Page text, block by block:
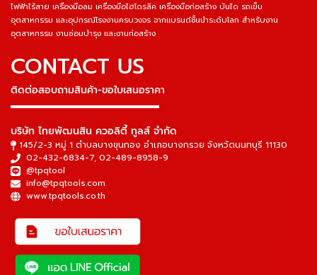
ไฟฟ้าไร้สาย เครื่องมือลม เครื่องมือไฮโดรลิค เครื่องมือก่อสร้าง บันได รถเข็น
อุตสาหกรรม และอุปกรณ์โรงงานครบวงจร จากแบรนด์ชั้นนำระดับโลก สำหรับงาน
อุตสาหกรรม งานซ่อมบำรุง และงานก่อสร้าง
CONTACT US
ติดต่อสอบถามสินค้า-ขอใบเสนอราคา
▬▬▬▬▬▬▬▬▬▬▬▬▬▬▬
บริษัท ไทยพัฒนสิน ควอลิตี้ ทูลส์ จำกัด
145/2-3 หมู่ 1 ตำบลบางขุนกอง อำเภอบางกรวย จังหวัดนนทบุรี 11130
02-432-6834-7, 02-489-8958-9
@tpqtool
info@tpqtools.com
www.tpqtools.co.th